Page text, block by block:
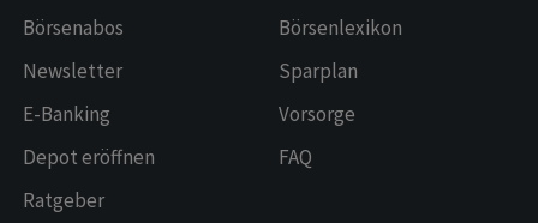
Börsenabos
Newsletter
E-Banking
Depot eröffnen
Ratgeber
Börsenlexikon
Sparplan
Vorsorge
FAQ